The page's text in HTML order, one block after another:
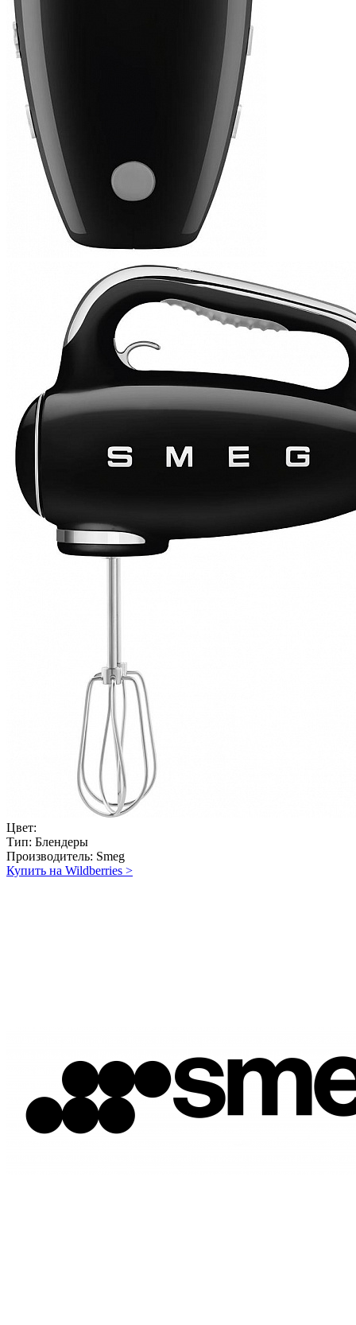
Цвет:
Тип: Блендеры
Производитель: Smeg
Купить на Wildberries >